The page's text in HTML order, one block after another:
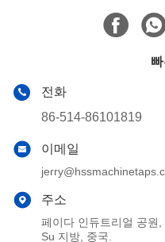
전화
86-514-86101819
이메일
주소
페이다 인듀트리얼 공원
Su 지방, 중국.